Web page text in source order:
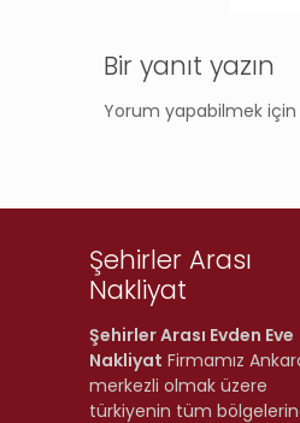
Bir yanıt yazın
Yorum yapabilmek
Şehirler Arası
Nakliyat
Şehirler Arası Evden Eve
Nakliyat Firmamız
merkezli olmak üzere
türkiyenin tüm